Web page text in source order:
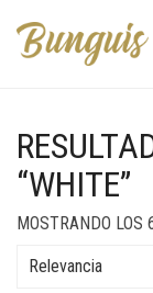
“WHITE”
MOSTRANDO LOS
Relevancia